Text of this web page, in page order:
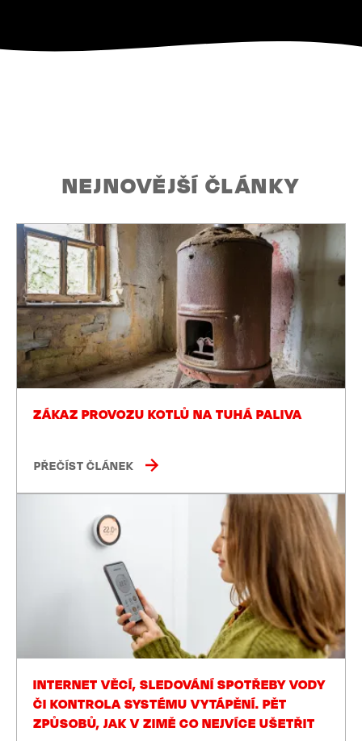
NEJNOVĚJŠÍ ČLÁNKY
ZÁKAZ PROVOZU KOTLŮ NA TUHÁ PALIVA
PŘEČÍST ČLÁNEK
INTERNET VĚCÍ, SLEDOVÁNÍ SPOTŘEBY VODY
ČI KONTROLA SYSTÉMU VYTÁPĚNÍ. PĚT
ZPŮSOBŮ, JAK V ZIMĚ CO NEJVÍCE UŠETŘIT